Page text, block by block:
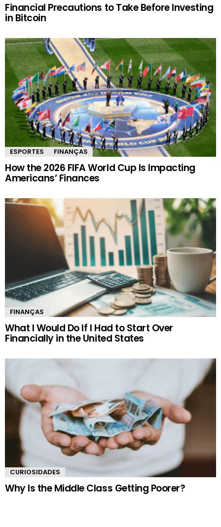
Financial Precautions to Take Before Investing
in Bitcoin
ESPORTES FINANÇAS
How the 2026 FIFA World Cup Is Impacting
Americans’ Finances
FINANÇAS
What I Would Do If I Had to Start Over
Financially in the United States
CURIOSIDADES
Why Is the Middle Class Getting Poorer?